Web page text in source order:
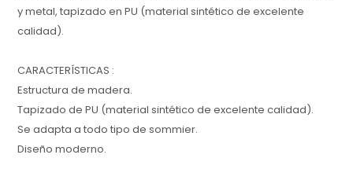
y metal, tapizado en PU (material sintético de excelente
calidad).
CARACTERÍSTICAS :
Estructura de madera.
Tapizado de PU (material sintético de excelente calidad).
Se adapta a todo tipo de sommier.
Diseño moderno.